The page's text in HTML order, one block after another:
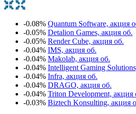
-0.08% Quantum Software, акция
-0.05% Detalion Games, акция об.
-0.05% Render Cube, акция об.
-0.04% IMS, акция об.
-0.04% Makolab, акция об.
-0.04% Intelligent Gaming
-0.04% Infra, акция об.
-0.04% DRAGO, акция об.
-0.04% Triton Development, акция
-0.03% Biztech Konsulting, акция